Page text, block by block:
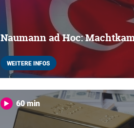
Naumann ad Hoc:
WEITERE INFOS
60 min